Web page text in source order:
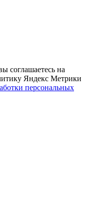
соглашаетесь на
Яндекс Метрики
персональных